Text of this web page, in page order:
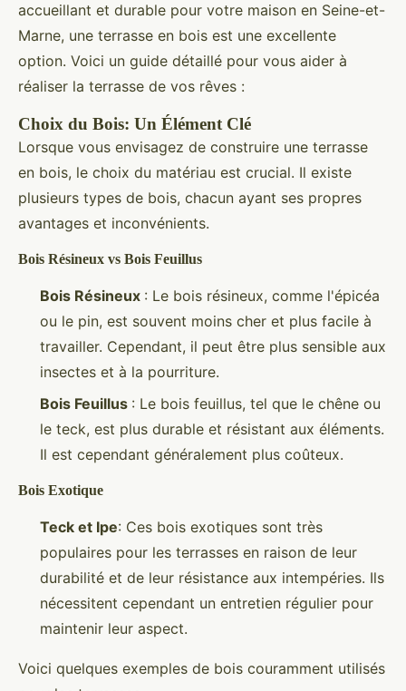
Ismaël 12 décembre 2024 • 4 min de lecture
accueillant et durable pour votre maison en Seine-et-
Marne, une terrasse en bois est une excellente
option. Voici un guide détaillé pour vous aider à
réaliser la terrasse de vos rêves :
Choix du Bois: Un Élément Clé
Lorsque vous envisagez de construire une terrasse
en bois, le choix du matériau est crucial. Il existe
plusieurs types de bois, chacun ayant ses propres
avantages et inconvénients.
Bois Résineux vs Bois Feuillus
Bois Résineux : Le bois résineux, comme l'épicéa
ou le pin, est souvent moins cher et plus facile à
travailler. Cependant, il peut être plus sensible aux
insectes et à la pourriture.
Bois Feuillus : Le bois feuillus, tel que le chêne ou
le teck, est plus durable et résistant aux éléments.
Il est cependant généralement plus coûteux.
Bois Exotique
Teck et Ipe: Ces bois exotiques sont très
populaires pour les terrasses en raison de leur
durabilité et de leur résistance aux intempéries. Ils
nécessitent cependant un entretien régulier pour
maintenir leur aspect.
Voici quelques exemples de bois couramment utilisés